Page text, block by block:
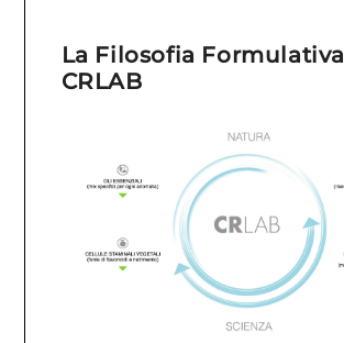
La Filosofia Formulativa
CRLAB